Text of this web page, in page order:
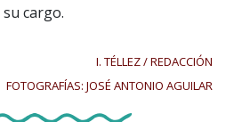
cargo.
I. TÉLLEZ / REDACCIÓN
FOTOGRAFÍAS: JOSÉ ANTONIO AGUILAR